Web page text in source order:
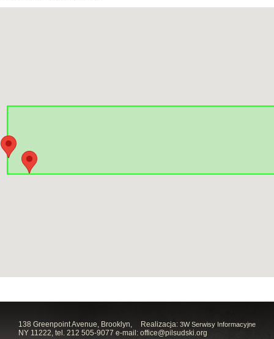
Realizacja: 3W Serwisy Informacyjne
138 Greenpoint Avenue, Brooklyn,
NY 11222, tel. 212 505-9077 e-mail: office@pilsudski.org